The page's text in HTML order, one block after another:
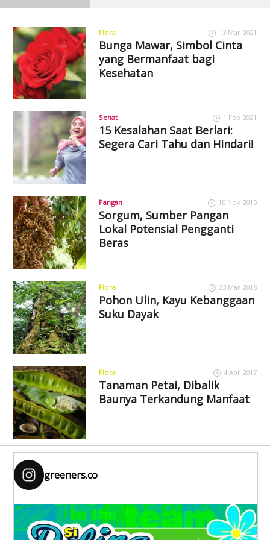
Flora 13 Mar 2021
Bunga Mawar, Simbol Cinta
yang Bermanfaat bagi
Kesehatan
Sehat 1 Feb 2021
15 Kesalahan Saat Berlari:
Segera Cari Tahu dan Hindari!
Pangan 10 Nov 2015
Sorgum, Sumber Pangan
Lokal Potensial Pengganti
Beras
Flora 23 Mar 2018
Pohon Ulin, Kayu Kebanggaan
Suku Dayak
Flora 4 Apr 2017
Tanaman Petai, Dibalik
Baunya Terkandung Manfaat
greeners.co